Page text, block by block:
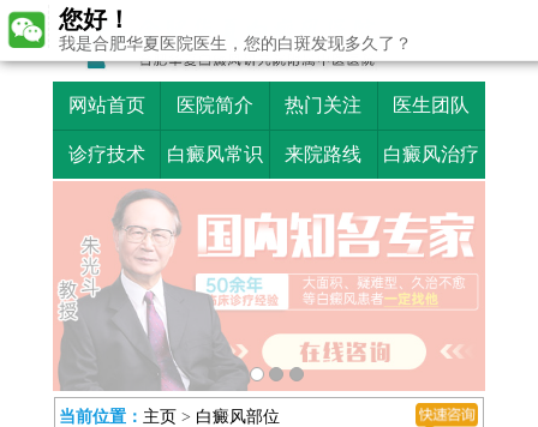
网站首页 医院简介 热门关注 医生团队
诊疗技术 白癜风常识 来院路线 白癜风治疗
当前位置： 主页 > 白癜风部位
您好！
我是合肥华夏医院医生，您的白斑发现多久了？